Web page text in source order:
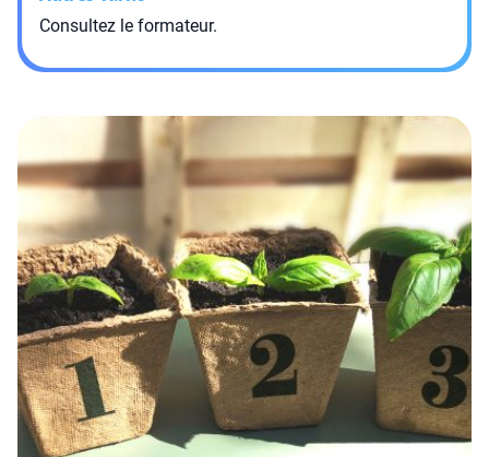
Consultez le formateur.